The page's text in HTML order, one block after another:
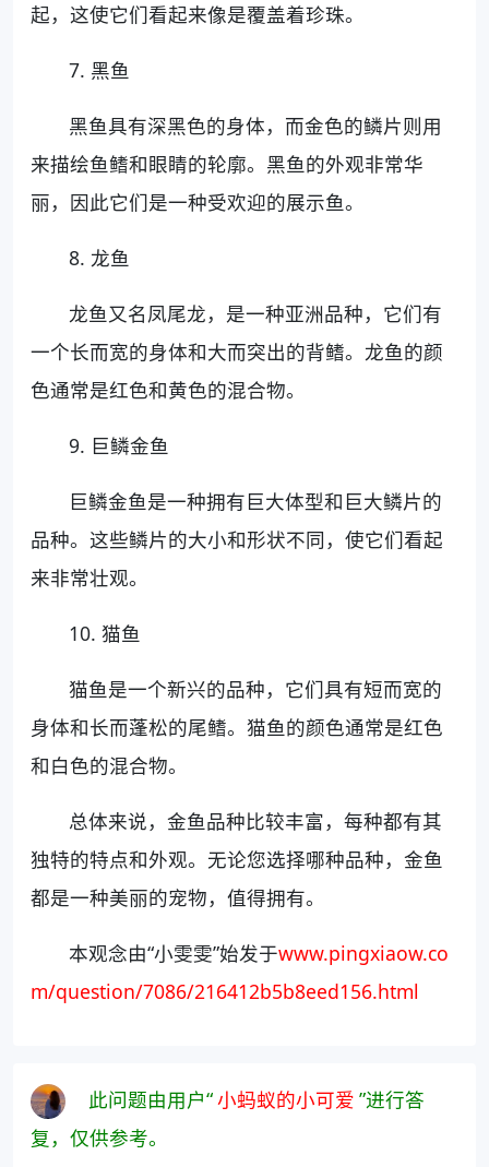
起，这使它们看起来像是覆盖着珍珠。
7. 黑鱼
黑鱼具有深黑色的身体，而金色的鳞片则用
来描绘鱼鳍和眼睛的轮廓。黑鱼的外观非常华
丽，因此它们是一种受欢迎的展示鱼。
8. 龙鱼
龙鱼又名凤尾龙，是一种亚洲品种，它们有
一个长而宽的身体和大而突出的背鳍。龙鱼的颜
色通常是红色和黄色的混合物。
9. 巨鳞金鱼
巨鳞金鱼是一种拥有巨大体型和巨大鳞片的
品种。这些鳞片的大小和形状不同，使它们看起
来非常壮观。
10. 猫鱼
猫鱼是一个新兴的品种，它们具有短而宽的
身体和长而蓬松的尾鳍。猫鱼的颜色通常是红色
和白色的混合物。
总体来说，金鱼品种比较丰富，每种都有其
独特的特点和外观。无论您选择哪种品种，金鱼
都是一种美丽的宠物，值得拥有。
本观念由“小雯雯”始发于www.pingxiaow.co
m/question/7086/216412b5b8eed156.html
此问题由用户“小蚂蚁的小可爱 ”进行答
复，仅供参考。